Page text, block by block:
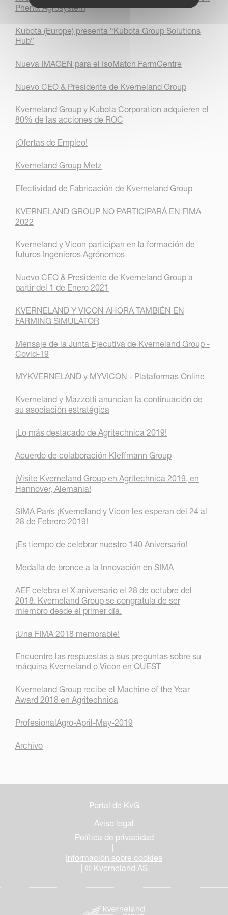
Phenix Agrosystem
Kubota (Europe) presenta “Kubota Group Solutions
Hub”
Nueva IMAGEN para el IsoMatch FarmCentre
Nuevo CEO & Presidente de Kverneland Group
Kverneland Group y Kubota Corporation adquieren el
80% de las acciones de ROC
¡Ofertas de Empleo!
Kverneland Group Metz
Efectividad de Fabricación de Kverneland Group
KVERNELAND GROUP NO PARTICIPARÁ EN FIMA
2022
Kverneland y Vicon participan en la formación de
futuros Ingenieros Agrónomos
Nuevo CEO & Presidente de Kverneland Group a
partir del 1 de Enero 2021
KVERNELAND Y VICON AHORA TAMBIÉN EN
FARMING SIMULATOR
Mensaje de la Junta Ejecutiva de Kverneland Group -
Covid-19
MYKVERNELAND y MYVICON - Plataformas Online
Kverneland y Mazzotti anuncian la continuación de
su asociación estratégica
¡Lo más destacado de Agritechnica 2019!
Acuerdo de colaboración Kleffmann Group
¡Visite Kverneland Group en Agritechnica 2019, en
Hannover, Alemania!
SIMA París ¡Kverneland y Vicon les esperan del 24 al
28 de Febrero 2019!
¡Es tiempo de celebrar nuestro 140 Aniversario!
Medalla de bronce a la Innovación en SIMA
AEF celebra el X aniversario el 28 de octubre del
2018. Kverneland Group se congratula de ser
miembro desde el primer día.
¡Una FIMA 2018 memorable!
Encuentre las respuestas a sus preguntas sobre su
máquina Kverneland o Vicon en QUEST
Kverneland Group recibe el Machine of the Year
Award 2018 en Agritechnica
ProfesionalAgro-April-May-2019
Archivo
Portal de KvG
Aviso legal
Política de privacidad
|
Información sobre cookies
| © Kverneland AS